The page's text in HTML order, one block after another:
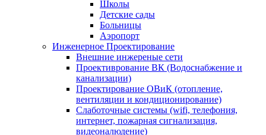
Школы
Детские сады
Больницы
Аэропорт
Инженерное Проектирование
Внешние инжереные сети
Проективрование ВК (Водоснабжение и
канализации)
Проектирование ОВиК (отопление,
вентиляции и кондиционирование)
Слаботочные системы (wifi, телефония,
интернет, пожарная сигнализация,
видеоналюдение)